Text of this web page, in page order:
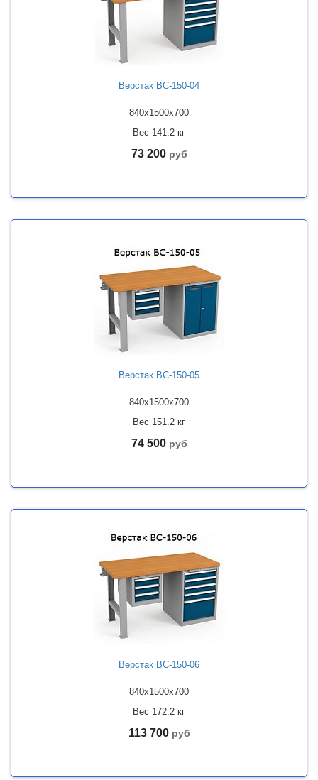
Верстак ВС-150-04
840x1500x700
Вес 141.2 кг
73 200 руб
Верстак ВС-150-05
840x1500x700
Вес 151.2 кг
74 500 руб
Верстак ВС-150-06
840x1500x700
Вес 172.2 кг
113 700 руб